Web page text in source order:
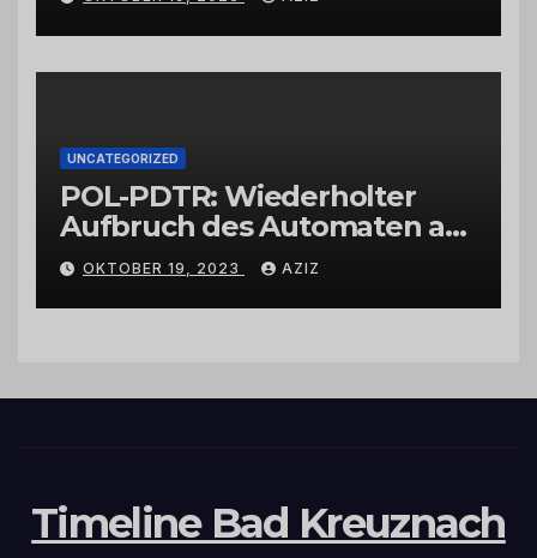
UNCATEGORIZED
POL-PDTR: Wiederholter
Aufbruch des Automaten am
Wohnmobilstellplatz in
Hermeskeil am Labachweg
OKTOBER 19, 2023 AZIZ
Timeline Bad Kreuznach